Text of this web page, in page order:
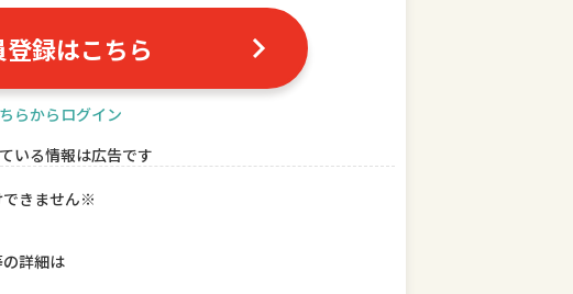
録はこちら
らからログイン
いる情報は広告です
できません※
詳細は